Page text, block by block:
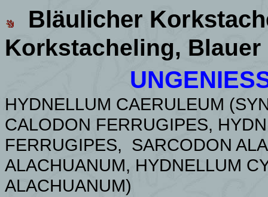
Bläulicher
Korkstacheling,
HYDNELLUM CAERULEUM
CALODON FERRUGIPES,
FERRUGIPES, SARCODON
ALACHUANUM, HYDNELLUM
ALACHUANUM)